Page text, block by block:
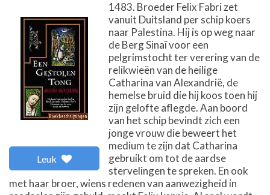
Leuk
1483. Broeder Felix Fabri zet
vanuit Duitsland per schip koers
naar Palestina. Hij is op weg naar
de Berg Sinaï voor een
pelgrimstocht ter verering van de
relikwieën van de heilige
Catharina van Alexandrië, de
hemelse bruid die hij koos toen hij
zijn gelofte aflegde. Aan boord
van het schip bevindt zich een
jonge vrouw die beweert het
medium te zijn dat Catharina
gebruikt om tot de aardse
stervelingen te spreken. En ook
met haar broer, wiens redenen van aanwezigheid in